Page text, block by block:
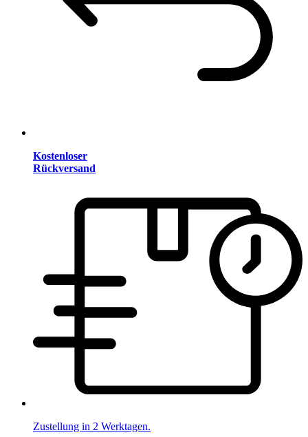
Kostenloser
Rückversand
Zustellung in 2 Werktagen.